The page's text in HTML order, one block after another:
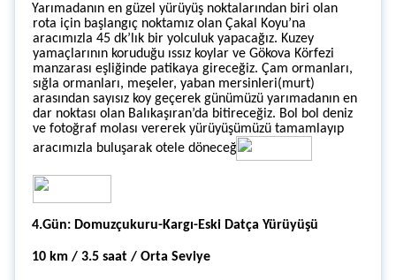
Yarımadanın en güzel yürüyüş noktalarından biri olan
rota için başlangıç noktamız olan Çakal
Koyu’na
aracımızla 45 dk’lık bir yolculuk yapacağız. Kuzey
yamaçlarının koruduğu ıssız koylar ve Gökova Körfezi
manzarası eşliğinde patikaya gireceğiz. Çam ormanları,
sığla ormanları, meşeler, yaban mersinleri(murt)
arasından sayısız koy geçerek günümüzü yarımadanın en
dar noktası olan Balıkaşıran’da bitireceğiz. Bol bol deniz
ve fotoğraf molası vererek yürüyüşümüzü tamamlayıp
aracımızla buluşarak otele döneceğ
4.Gün: Domuzçukuru-Kargı-Eski Datça Yürüyüşü
10 km / 3.5 saat / Orta Seviye